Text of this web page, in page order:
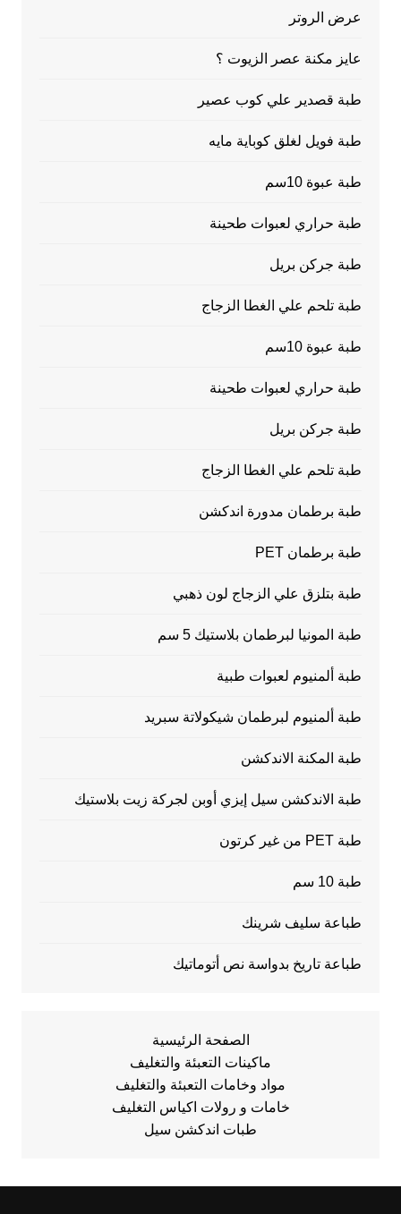
عرض الروتر
عايز مكنة عصر الزيوت ؟
طبة قصدير علي كوب عصير
طبة فويل لغلق كوباية مايه
طبة عبوة 10سم
طبة حراري لعبوات طحينة
طبة جركن بريل
طبة تلحم علي الغطا الزجاج
طبة عبوة 10سم
طبة حراري لعبوات طحينة
طبة جركن بريل
طبة تلحم علي الغطا الزجاج
طبة برطمان مدورة اندكشن
طبة برطمان PET
طبة بتلزق علي الزجاج لون ذهبي
طبة المونيا لبرطمان بلاستيك 5 سم
طبة ألمنيوم لعبوات طبية
طبة ألمنيوم لبرطمان شيكولاتة سبريد
طبة المكنة الاندكشن
طبة الاندكشن سيل إيزي أوبن لجركة زيت بلاستيك
طبة PET من غير كرتون
طبة 10 سم
طباعة سليف شرينك
طباعة تاريخ بدواسة نص أتوماتيك
الصفحة الرئيسية
ماكينات التعبئة والتغليف
مواد وخامات التعبئة والتغليف
خامات و رولات اكياس التغليف
طبات اندكشن سيل